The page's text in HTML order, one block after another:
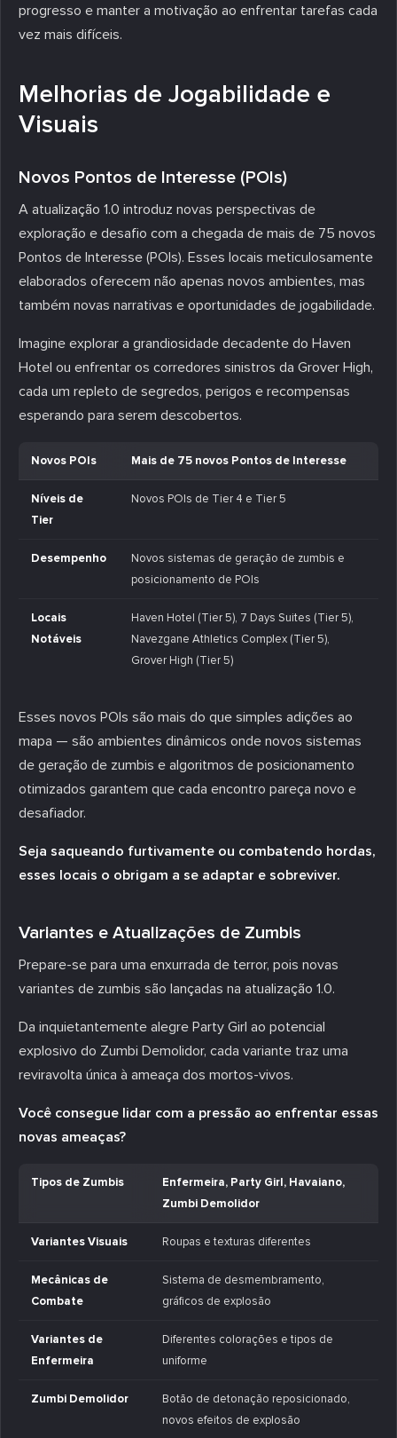
progresso e manter a motivação ao enfrentar tarefas cada
vez mais difíceis.
Melhorias de Jogabilidade e
Visuais
Novos Pontos de Interesse (POIs)
A atualização 1.0 introduz novas perspectivas de
exploração e desafio com a chegada de mais de 75 novos
Pontos de Interesse (POIs). Esses locais meticulosamente
elaborados oferecem não apenas novos ambientes, mas
também novas narrativas e oportunidades de jogabilidade.
Imagine explorar a grandiosidade decadente do Haven
Hotel ou enfrentar os corredores sinistros da Grover High,
cada um repleto de segredos, perigos e recompensas
esperando para serem descobertos.
Novos POIs Mais de 75 novos Pontos de Interesse
Níveis de
Tier
Novos POIs de Tier 4 e Tier 5
Desempenho
Novos sistemas de geração de zumbis e
posicionamento de POIs
Locais
Notáveis
Haven Hotel (Tier 5), 7 Days Suites (Tier 5),
Navezgane Athletics Complex (Tier 5),
Grover High (Tier 5)
Esses novos POIs são mais do que simples adições ao
mapa — são ambientes dinâmicos onde novos sistemas
de geração de zumbis e algoritmos de posicionamento
otimizados garantem que cada encontro pareça novo e
desafiador.
Seja saqueando furtivamente ou combatendo hordas,
esses locais o obrigam a se adaptar e sobreviver.
Variantes e Atualizações de Zumbis
Prepare-se para uma enxurrada de terror, pois novas
variantes de zumbis são lançadas na atualização 1.0.
Da inquietantemente alegre Party Girl ao potencial
explosivo do Zumbi Demolidor, cada variante traz uma
reviravolta única à ameaça dos mortos-vivos.
Você consegue lidar com a pressão ao enfrentar essas
novas ameaças?
Tipos de Zumbis
Enfermeira, Party Girl, Havaiano,
Zumbi Demolidor
Variantes Visuais Roupas e texturas diferentes
Mecânicas de
Combate
Sistema de desmembramento,
gráficos de explosão
Variantes de
Enfermeira
Diferentes colorações e tipos de
uniforme
Zumbi Demolidor
Botão de detonação reposicionado,
novos efeitos de explosão